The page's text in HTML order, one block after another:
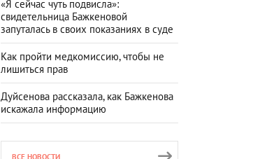
«Я сейчас чуть подвисла»:
свидетельница Бажкеновой
запуталась в своих показаниях в суде
Как пройти медкомиссию, чтобы не
лишиться прав
Дуйсенова рассказала, как Бажкенова
искажала информацию
ВСЕ НОВОСТИ